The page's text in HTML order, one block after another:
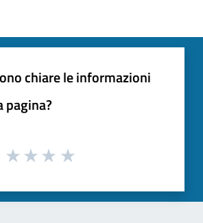
chiare le informazioni
pagina?